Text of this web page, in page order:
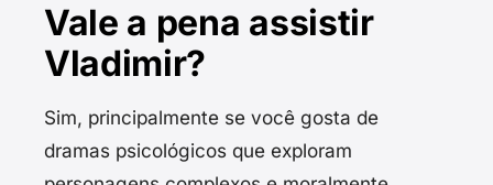
Vale a pena assistir
Vladimir?
Sim, principalmente se você gosta de
dramas psicológicos que exploram